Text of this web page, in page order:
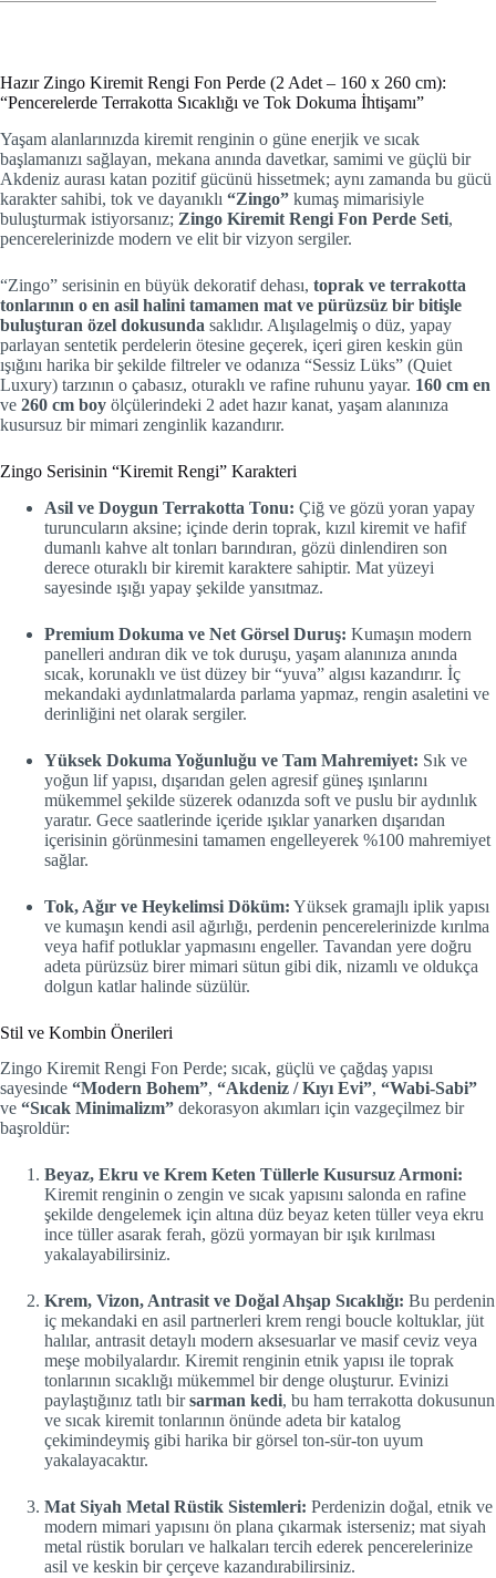
Hazır Zingo Kiremit Rengi Fon Perde (2 Adet – 160 x 260 cm):
“Pencerelerde Terrakotta Sıcaklığı ve Tok Dokuma İhtişamı”
Yaşam alanlarınızda kiremit renginin o güne enerjik ve sıcak
başlamanızı sağlayan, mekana anında davetkar, samimi ve güçlü bir
Akdeniz aurası katan pozitif gücünü hissetmek; aynı zamanda bu gücü
karakter sahibi, tok ve dayanıklı “Zingo” kumaş mimarisiyle
buluşturmak istiyorsanız; Zingo Kiremit Rengi Fon Perde Seti,
pencerelerinizde modern ve elit bir vizyon sergiler.
“Zingo” serisinin en büyük dekoratif dehası, toprak ve terrakotta
tonlarının o en asil halini tamamen mat ve pürüzsüz bir bitişle
buluşturan özel dokusunda saklıdır. Alışılagelmiş o düz, yapay
parlayan sentetik perdelerin ötesine geçerek, içeri giren keskin gün
ışığını harika bir şekilde filtreler ve odanıza “Sessiz Lüks” (Quiet
Luxury) tarzının o çabasız, oturaklı ve rafine ruhunu yayar. 160 cm en
ve 260 cm boy ölçülerindeki 2 adet hazır kanat, yaşam alanınıza
kusursuz bir mimari zenginlik kazandırır.
Zingo Serisinin “Kiremit Rengi” Karakteri
Asil ve Doygun Terrakotta Tonu: Çiğ ve gözü yoran yapay
turuncuların aksine; içinde derin toprak, kızıl kiremit ve hafif
dumanlı kahve alt tonları barındıran, gözü dinlendiren son
derece oturaklı bir kiremit karaktere sahiptir. Mat yüzeyi
sayesinde ışığı yapay şekilde yansıtmaz.
Premium Dokuma ve Net Görsel Duruş: Kumaşın modern
panelleri andıran dik ve tok duruşu, yaşam alanınıza anında
sıcak, korunaklı ve üst düzey bir “yuva” algısı kazandırır. İç
mekandaki aydınlatmalarda parlama yapmaz, rengin asaletini ve
derinliğini net olarak sergiler.
Yüksek Dokuma Yoğunluğu ve Tam Mahremiyet: Sık ve
yoğun lif yapısı, dışarıdan gelen agresif güneş ışınlarını
mükemmel şekilde süzerek odanızda soft ve puslu bir aydınlık
yaratır. Gece saatlerinde içeride ışıklar yanarken dışarıdan
içerisinin görünmesini tamamen engelleyerek %100 mahremiyet
sağlar.
Tok, Ağır ve Heykelimsi Döküm: Yüksek gramajlı iplik yapısı
ve kumaşın kendi asil ağırlığı, perdenin pencerelerinizde kırılma
veya hafif potluklar yapmasını engeller. Tavandan yere doğru
adeta pürüzsüz birer mimari sütun gibi dik, nizamlı ve oldukça
dolgun katlar halinde süzülür.
Stil ve Kombin Önerileri
Zingo Kiremit Rengi Fon Perde; sıcak, güçlü ve çağdaş yapısı
sayesinde “Modern Bohem”, “Akdeniz / Kıyı Evi”, “Wabi-Sabi”
ve “Sıcak Minimalizm” dekorasyon akımları için vazgeçilmez bir
başroldür:
Beyaz, Ekru ve Krem Keten Tüllerle Kusursuz Armoni:
Kiremit renginin o zengin ve sıcak yapısını salonda en rafine
şekilde dengelemek için altına düz beyaz keten tüller veya ekru
ince tüller asarak ferah, gözü yormayan bir ışık kırılması
yakalayabilirsiniz.
Krem, Vizon, Antrasit ve Doğal Ahşap Sıcaklığı: Bu perdenin
iç mekandaki en asil partnerleri krem rengi boucle koltuklar, jüt
halılar, antrasit detaylı modern aksesuarlar ve masif ceviz veya
meşe mobilyalardır. Kiremit renginin etnik yapısı ile toprak
tonlarının sıcaklığı mükemmel bir denge oluşturur. Evinizi
paylaştığınız tatlı birsarman kedi, bu ham terrakotta dokusunun
ve sıcak kiremit tonlarının önünde adeta bir katalog
çekimindeymiş gibi harika bir görsel ton-sür-ton uyum
yakalayacaktır.
Mat Siyah Metal Rüstik Sistemleri: Perdenizin doğal, etnik ve
modern mimari yapısını ön plana çıkarmak isterseniz; mat siyah
metal rüstik boruları ve halkaları tercih ederek pencerelerinize
asil ve keskin bir çerçeve kazandırabilirsiniz.